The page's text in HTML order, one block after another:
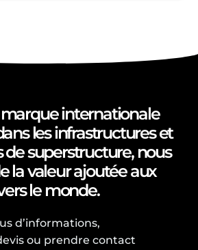
internationale
les infrastructures et
de superstructure, nous
la valeur ajoutée aux
le monde.
d’informations,
ou prendre contact